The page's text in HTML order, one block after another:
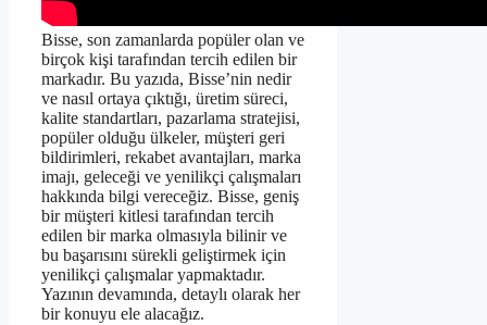
Bisse, son zamanlarda popüler olan ve
birçok kişi tarafından tercih edilen bir
markadır. Bu yazıda, Bisse’nin nedir
ve nasıl ortaya çıktığı, üretim süreci,
kalite standartları, pazarlama stratejisi,
popüler olduğu ülkeler, müşteri geri
bildirimleri, rekabet avantajları, marka
imajı, geleceği ve yenilikçi çalışmaları
hakkında bilgi vereceğiz. Bisse, geniş
bir müşteri kitlesi tarafından tercih
edilen bir marka olmasıyla bilinir ve
bu başarısını sürekli geliştirmek için
yenilikçi çalışmalar yapmaktadır.
Yazının devamında, detaylı olarak her
bir konuyu ele alacağız.